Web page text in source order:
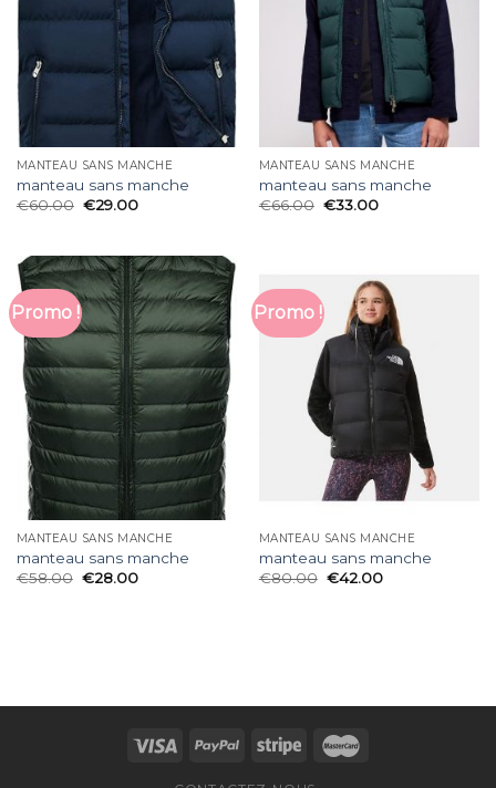
MANTEAU SANS MANCHE
manteau sans manche
€60.00 €29.00
MANTEAU SANS MANCHE
manteau sans manche
€66.00 €33.00
Promo !
MANTEAU SANS MANCHE
manteau sans manche
€58.00 €28.00
Promo !
MANTEAU SANS MANCHE
manteau sans manche
€80.00 €42.00